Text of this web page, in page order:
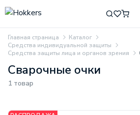
Главная страница
Каталог
Средства индивидуальной защиты
Средства защиты лица и органов зрения
Сварочные очки
1 товар